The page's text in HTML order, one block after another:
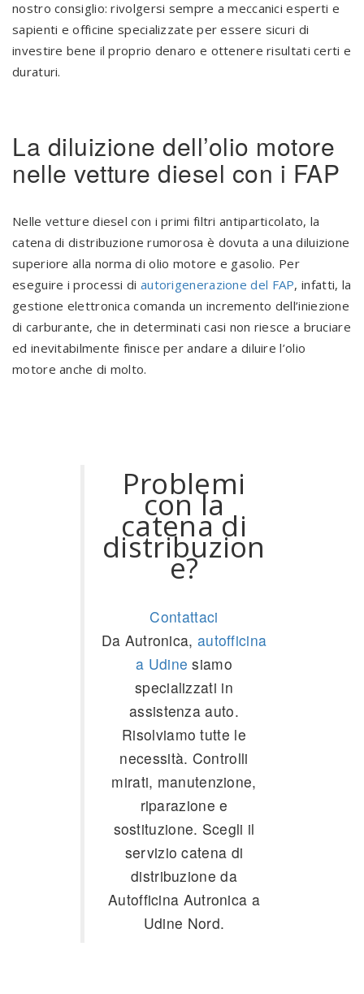
nostro consiglio: rivolgersi sempre a meccanici esperti e
sapienti e officine specializzate per essere sicuri di
investire bene il proprio denaro e ottenere risultati certi e
duraturi.
La diluizione dell’olio motore
nelle vetture diesel con i FAP
Nelle vetture diesel con i primi filtri antiparticolato, la
catena di distribuzione rumorosa è dovuta a una diluizione
superiore alla norma di olio motore e gasolio. Per
eseguire i processi di autorigenerazione del FAP, infatti, la
gestione elettronica comanda un incremento dell’iniezione
di carburante, che in determinati casi non riesce a bruciare
ed inevitabilmente finisce per andare a diluire l’olio
motore anche di molto.
Problemi
con la
catena di
distribuzion
e?
Contattaci
Da Autronica, autofficina
a Udine siamo
specializzati in
assistenza auto.
Risolviamo tutte le
necessità. Controlli
mirati, manutenzione,
riparazione e
sostituzione. Scegli il
servizio catena di
distribuzione da
Autofficina Autronica a
Udine Nord.